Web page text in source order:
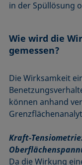
in der Spüllösung
Wie wird die
gemessen?
Die Wirksamkeit
können anhand
Kraft-
Da die Wirkung